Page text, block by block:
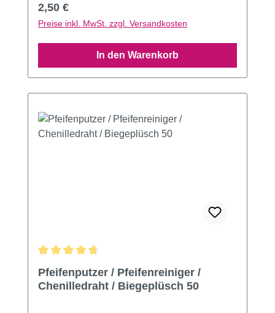
Regulärer Preis:
2,50 €
Preise inkl. MwSt. zzgl. Versandkosten
In den Warenkorb
Pfeifenputzer / Pfeifenreiniger /
Chenilledraht / Biegeplüsch 50